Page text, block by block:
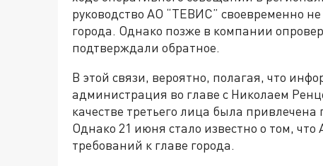
руководство АО “ТЕВИС” своевременно
города. Однако позже в компании
подтверждали обратное.
В этой связи, вероятно, полагая, что
администрация во главе с Николаем
качестве третьего лица была
Однако 21 июня стало известно о том,
требований к главе города.